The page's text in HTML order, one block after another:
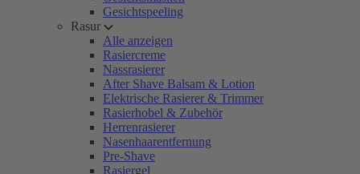
Gesichtspeeling
Rasur
Alle anzeigen
Rasiercreme
Nassrasierer
After Shave Balsam & Lotion
Elektrische Rasierer & Trimmer
Rasierhobel & Zubehör
Herrenrasierer
Nasenhaarentfernung
Pre-Shave
Rasiergel